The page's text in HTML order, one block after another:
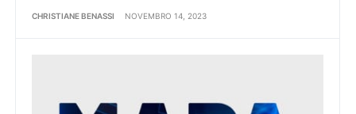
CHRISTIANE BENASSI NOVEMBRO 14, 2023